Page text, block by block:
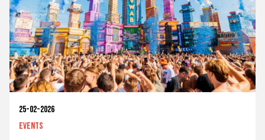
25-02-2026
Events